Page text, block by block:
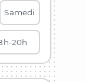
Samedi
20h